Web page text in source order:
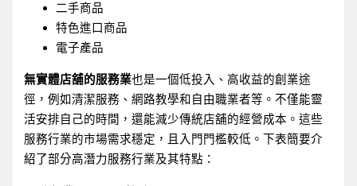
二手商品
特色進口商品
電子產品
無實體店舖的服務業也是一個低投入、高收益的創業途
徑，例如清潔服務、網路教學和自由職業者等。不僅能靈
活安排自己的時間，還能減少傳統店舖的經營成本。這些
服務行業的市場需求穩定，且入門門檻較低。下表簡要介
紹了部分高潛力服務行業及其特點：